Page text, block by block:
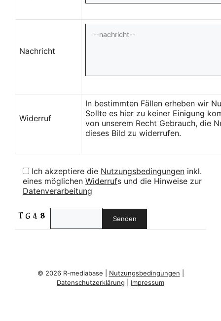
Nachricht
Widerruf
In bestimmten Fällen erheben wir
Sollte es hier zu keiner Einigung
von unserem Recht Gebrauch, die
dieses Bild zu widerrufen.
Ich akzeptiere die Nutzungsbedingungen inkl.
eines möglichen Widerrufs und die Hinweise zur
Datenverarbeitung
© 2026 R-mediabase | Nutzungsbedingungen
Datenschutzerklärung
Impressum